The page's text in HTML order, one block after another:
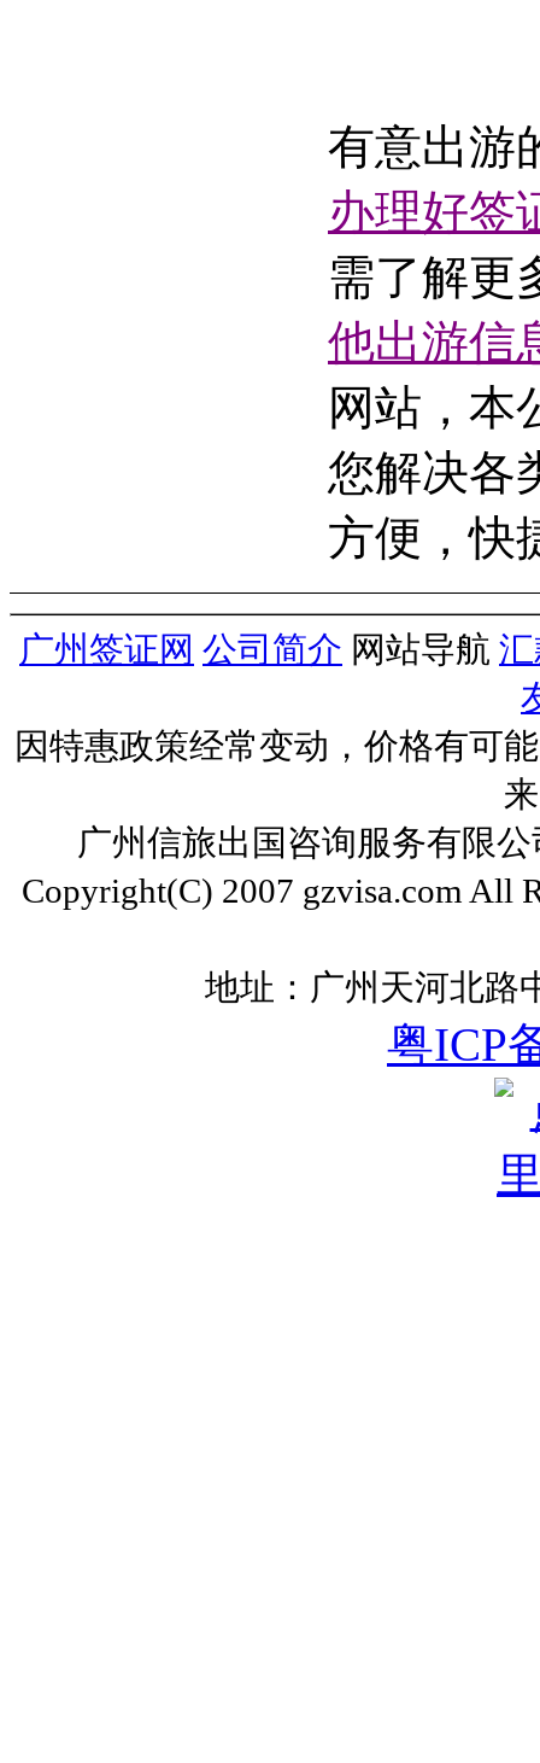
有意出游
办理好签
需了解更
他出游信
网站，本
您解决各
方便，快
广州签证网 公司简介 网站导航
因特惠政策经常变动，价格有可
广州信旅出国咨询服务有限
Copyright(C) 2007 gzvisa.com All
地址：广州天河北路
粤ICP